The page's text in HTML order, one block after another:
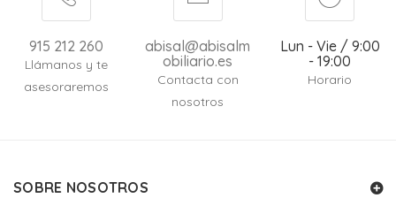
915 212 260
Llámanos y te
asesoraremos
abisal@abisalm
obiliario.es
Contacta con
nosotros
Lun - Vie / 9:00
- 19:00
Horario
SOBRE NOSOTROS